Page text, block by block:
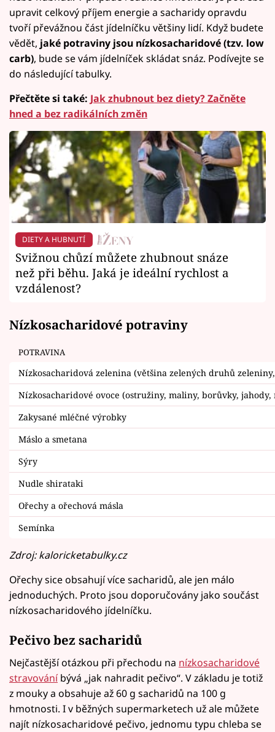
upravit celkový příjem energie a sacharidy opravdu
tvoří převážnou část jídelníčku většiny lidí. Když budete
vědět, jaké potraviny jsou nízkosacharidové (tzv. low
carb), bude se vám jídelníček skládat snáz. Podívejte se
do následující tabulky.
Přečtěte si také: Jak zhubnout bez diety? Začněte
hned a bez radikálních změn
DIETY A HUBNUTÍ
Svižnou chůzí můžete zhubnout snáze
než při běhu. Jaká je ideální rychlost a
vzdálenost?
Nízkosacharidové potraviny
POTRAVINA
Nízkosacharidová zelenina (většina zelených druhů
Nízkosacharidové ovoce (ostružiny, maliny, borůvky,
Zakysané mléčné výrobky
Máslo a smetana
Sýry
Nudle shirataki
Ořechy a ořechová másla
Semínka
Zdroj: kaloricketabulky.cz
Ořechy sice obsahují více sacharidů, ale jen málo
jednoduchých. Proto jsou doporučovány jako součást
nízkosacharidového jídelníčku.
Pečivo bez sacharidů
Nejčastější otázkou při přechodu na nízkosacharidové
stravování bývá „jak nahradit pečivo“. V základu je totiž
z mouky a obsahuje až 60 g sacharidů na 100 g
hmotnosti. I v běžných supermarketech už ale můžete
najít nízkosacharidové pečivo, jednomu typu chleba se